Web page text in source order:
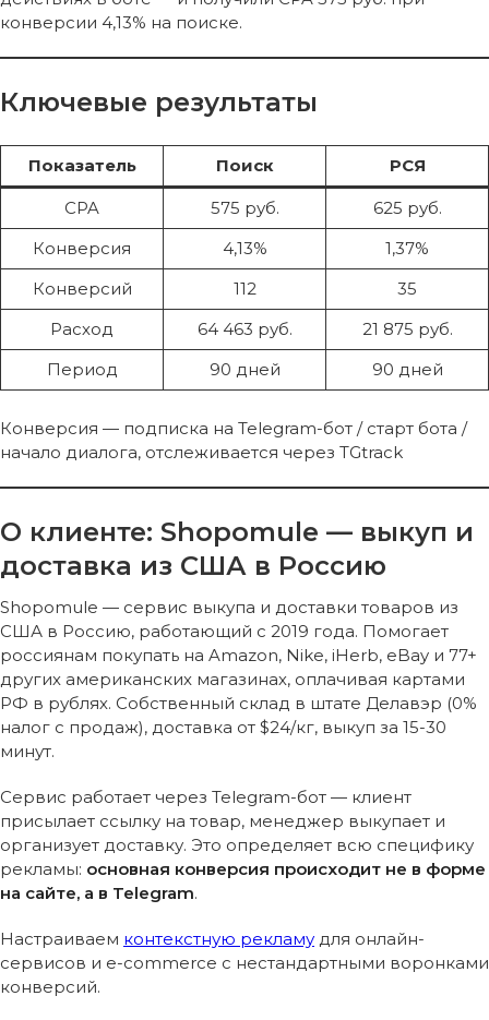
конверсии 4,13% на поиске.
Ключевые результаты
Показатель Поиск РСЯ
CPA 575 руб.
625 руб.
Конверсия
4,13%
1,37%
Конверсий
112
35
Расход
64 463 руб.
21 875 руб.
Период
90 дней 90 дней
Конверсия — подписка на Telegram-бот / старт бота /
начало диалога, отслеживается через TGtrack
О клиенте: Shopomule — выкуп и
доставка из США в Россию
Shopomule — сервис выкупа и доставки товаров из
США в Россию, работающий с 2019 года. Помогает
россиянам покупать на Amazon, Nike, iHerb, eBay и 77+
других американских магазинах, оплачивая картами
РФ в рублях. Собственный склад в штате Делавэр (0%
налог с продаж), доставка от $24/кг, выкуп за 15-30
минут.
Сервис работает через Telegram-бот — клиент
присылает ссылку на товар, менеджер выкупает и
организует доставку. Это определяет всю специфику
рекламы: основная конверсия происходит не в форме
на сайте, а в Telegram.
Настраиваем контекстную рекламу для онлайн-
сервисов и e-commerce с нестандартными воронками
конверсий.